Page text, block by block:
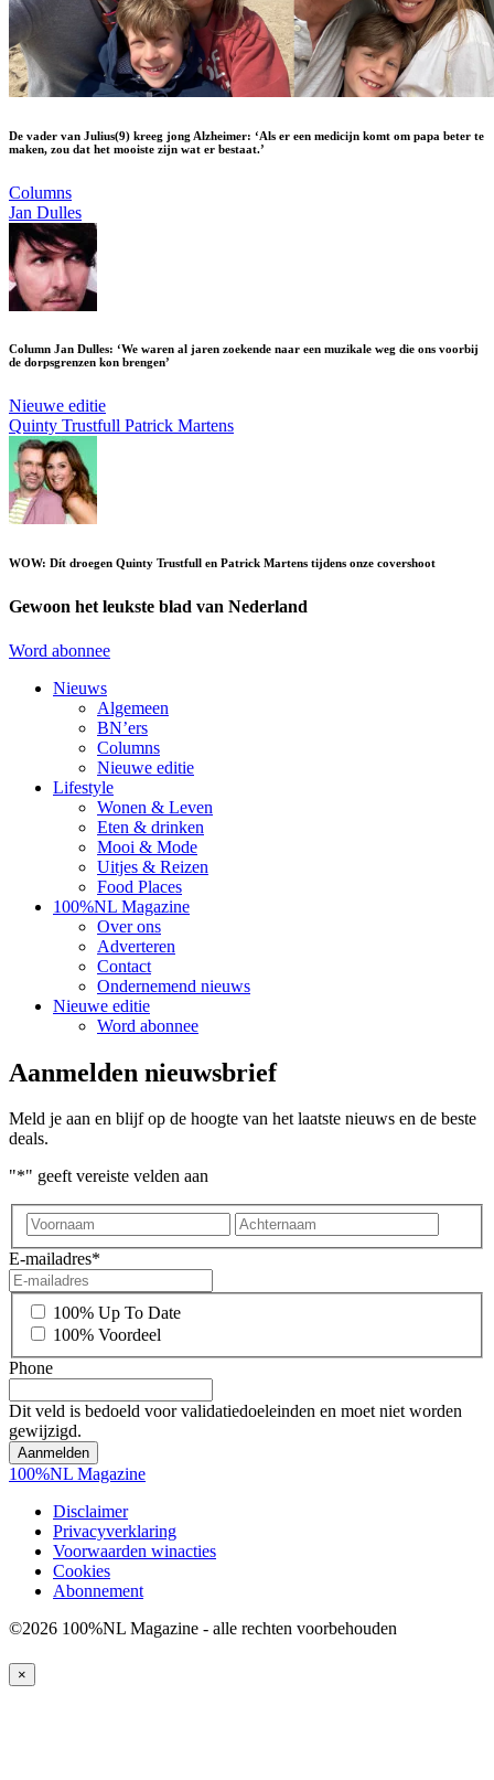
De vader van Julius(9) kreeg jong Alzheimer: ‘Als er een medicijn komt om papa beter te
maken, zou dat het mooiste zijn wat er bestaat.’
Columns
Jan Dulles
Column Jan Dulles: ‘We waren al jaren zoekende naar een muzikale weg die ons voorbij
de dorpsgrenzen kon brengen’
Nieuwe editie
Quinty Trustfull Patrick Martens
WOW: Dít droegen Quinty Trustfull en Patrick Martens tijdens onze covershoot
Gewoon het leukste blad van Nederland
Word abonnee
Nieuws
Algemeen
BN’ers
Columns
Nieuwe editie
Lifestyle
Wonen & Leven
Eten & drinken
Mooi & Mode
Uitjes & Reizen
Food Places
100%NL Magazine
Over ons
Adverteren
Contact
Ondernemend nieuws
Nieuwe editie
Word abonnee
Aanmelden nieuwsbrief
Meld je aan en blijf op de hoogte van het laatste nieuws en de beste
deals.
"*" geeft vereiste velden aan
Voornaam
E-mailadres*
*
100% Up To Date
100% Voordeel
Phone
Dit veld is bedoeld voor validatiedoeleinden en moet niet worden
gewijzigd.
100%NL Magazine
Disclaimer
Privacyverklaring
Voorwaarden winacties
Cookies
Abonnement
©2026 100%NL Magazine - alle rechten voorbehouden
×